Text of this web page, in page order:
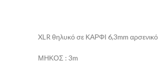
XLR θηλυκό σε ΚΑΡΦΙ 6,3mm αρσενικό
ΜΗΚΟΣ : 3m